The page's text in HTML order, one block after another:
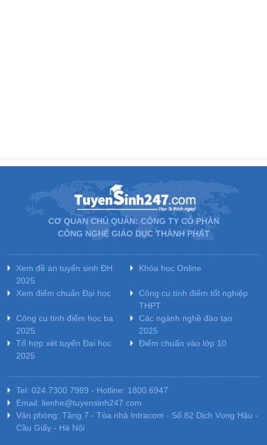
CƠ QUAN CHỦ QUẢN: CÔNG TY CỔ PHẦN
CÔNG NGHỆ GIÁO DỤC THÀNH PHÁT
Xem đề án tuyển sinh ĐH
2025
Khóa học Online
Xem điểm chuẩn Đại học
Công cụ tính điểm tốt nghiệp
THPT
Công cụ tính điểm học bạ
2025
Các ngành nghề đào tạo
2025
Tổ hợp xét tuyển Đại học
2025
Điểm chuẩn vào lớp 10
Tel: 024.7300.7989 - Hotline: 1800.6947
Email: lienhe@tuyensinh247.com
Văn phòng: Tầng 7 - Tòa nhà Intracom - Số 82 Dịch Vọng Hậu -
Cầu Giấy - Hà Nội